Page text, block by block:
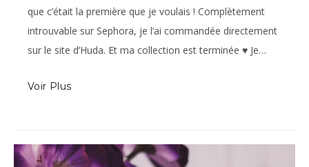
que c’était la première que je voulais ! Complètement
introuvable sur Sephora, je l’ai commandée directement
sur le site d’Huda. Et ma collection est terminée ♥ Je…
Voir Plus